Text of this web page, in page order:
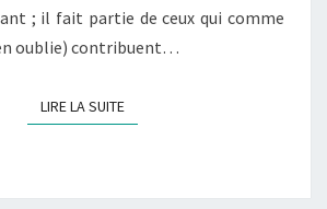
; il fait partie de ceux qui comme
oublie) contribuent…
LIRE LA SUITELIRE LA SUITE